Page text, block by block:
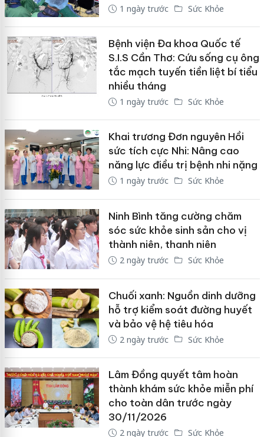
1 ngày trước Sức Khỏe
Bệnh viện Đa khoa Quốc tế
S.I.S Cần Thơ: Cứu sống cụ ông
tắc mạch tuyến tiền liệt bí tiểu
nhiều tháng
1 ngày trước Sức Khỏe
Khai trương Đơn nguyên Hồi
sức tích cực Nhi: Nâng cao
năng lực điều trị bệnh nhi nặng
1 ngày trước Sức Khỏe
Ninh Bình tăng cường chăm
sóc sức khỏe sinh sản cho vị
thành niên, thanh niên
2 ngày trước Sức Khỏe
Chuối xanh: Nguồn dinh dưỡng
hỗ trợ kiểm soát đường huyết
và bảo vệ hệ tiêu hóa
2 ngày trước Sức Khỏe
Lâm Đồng quyết tâm hoàn
thành khám sức khỏe miễn phí
cho toàn dân trước ngày
30/11/2026
2 ngày trước Sức Khỏe